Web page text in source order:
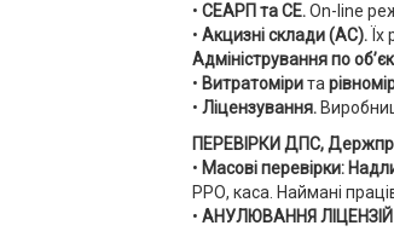
• СЕАРП та СЕ.Оn-line
• Акцизні склади (АС).
Адміністрування по
• Витратомірита
• Ліцензування.
ПЕРЕВІРКИ ДПС,
• Масові перевірки:
РРО, каса. Наймані
• АНУЛЮВАННЯ ЛІЦЕНЗІЙ